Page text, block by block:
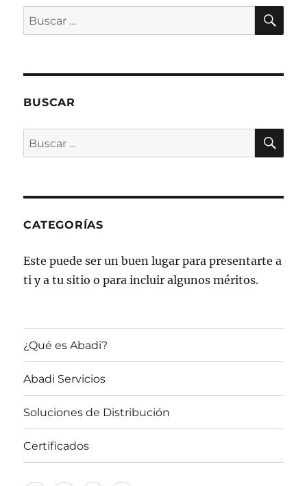
Buscar
por:
BUSCAR
Buscar
por:
CATEGORÍAS
Este puede ser un buen lugar para presentarte a
ti y a tu sitio o para incluir algunos méritos.
¿Qué es Abadi?
Abadi Servicios
Soluciones de Distribución
Certificados